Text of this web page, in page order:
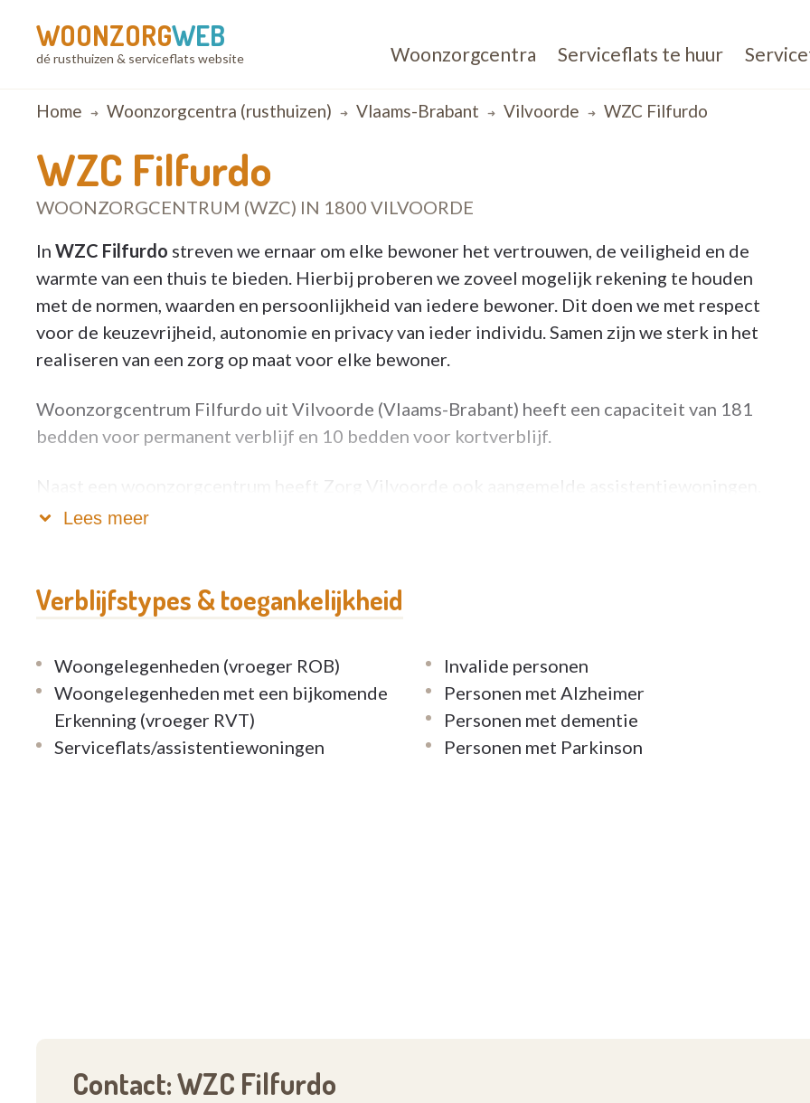
WOONZORGWEB
dé rusthuizen & serviceflats website Woonzorgcentra Serviceflats te huur
Breadcrumb
Home Woonzorgcentra (rusthuizen) Vlaams-Brabant Vilvoorde WZC Filfurdo
WZC Filfurdo
WOONZORGCENTRUM (WZC) IN 1800 VILVOORDE
In WZC Filfurdo streven we ernaar om elke bewoner het vertrouwen, de veiligheid en de
warmte van een thuis te bieden. Hierbij proberen we zoveel mogelijk rekening te houden
met de normen, waarden en persoonlijkheid van iedere bewoner. Dit doen we met respect
voor de keuzevrijheid, autonomie en privacy van ieder individu. Samen zijn we sterk in het
realiseren van een zorg op maat voor elke bewoner.
Woonzorgcentrum Filfurdo uit Vilvoorde (Vlaams-Brabant) heeft een capaciteit van 181
bedden voor permanent verblijf en 10 bedden voor kortverblijf.
Naast een woonzorgcentrum heeft Zorg Vilvoorde ook aangemelde assistentiewoningen.
Lees meer
Verblijfstypes & toegankelijkheid
Woongelegenheden (vroeger ROB)
Woongelegenheden met een bijkomende
Erkenning (vroeger RVT)
Serviceflats/assistentiewoningen
Invalide personen
Personen met Alzheimer
Personen met dementie
Personen met Parkinson
Contact: WZC Filfurdo